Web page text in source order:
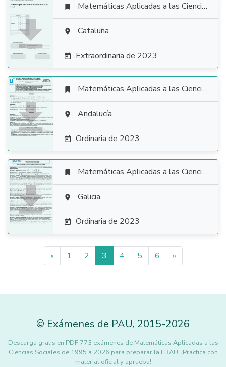

 Matemáticas Aplicadas a las Ciencias Sociales
 Cataluña
 Extraordinaria de 2023

 Matemáticas Aplicadas a las Ciencias Sociales
 Andalucía
 Ordinaria de 2023

 Matemáticas Aplicadas a las Ciencias Sociales
 Galicia
 Ordinaria de 2023
« 1 2 3 4 5 6 »
© Exámenes de PAU, 2015-2026
Descarga gratis en PDF 773 exámenes de Matemáticas Aplicadas a las
Ciencias Sociales de 1995 a 2026 para preparar la EBAU. ¡Practica con
material oficial y aprueba!